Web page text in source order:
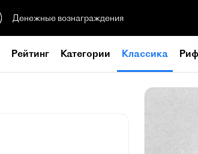
Денежные вознаграждения
Рейтинг Категории Классика